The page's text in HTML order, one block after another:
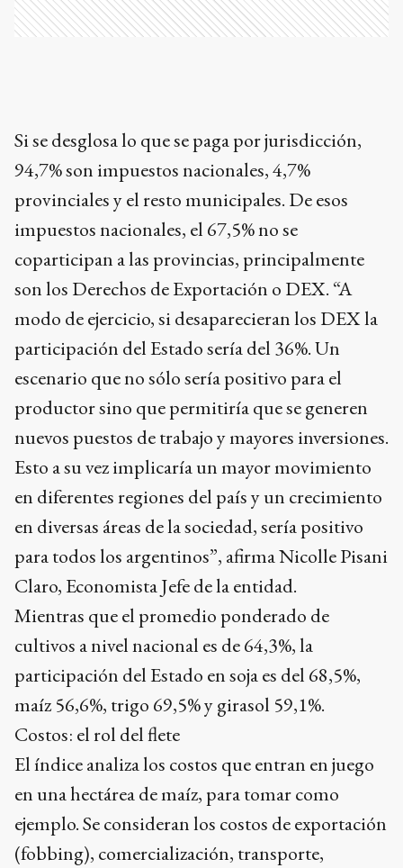
Si se desglosa lo que se paga por jurisdicción,
94,7% son impuestos nacionales, 4,7%
provinciales y el resto municipales. De esos
impuestos nacionales, el 67,5% no se
coparticipan a las provincias, principalmente
son los Derechos de Exportación o DEX. “A
modo de ejercicio, si desaparecieran los DEX la
participación del Estado sería del 36%. Un
escenario que no sólo sería positivo para el
productor sino que permitiría que se generen
nuevos puestos de trabajo y mayores inversiones.
Esto a su vez implicaría un mayor movimiento
en diferentes regiones del país y un crecimiento
en diversas áreas de la sociedad, sería positivo
para todos los argentinos”, afirma Nicolle Pisani
Claro, Economista Jefe de la entidad.
Mientras que el promedio ponderado de
cultivos a nivel nacional es de 64,3%, la
participación del Estado en soja es del 68,5%,
maíz 56,6%, trigo 69,5% y girasol 59,1%.
Costos: el rol del flete
El índice analiza los costos que entran en juego
en una hectárea de maíz, para tomar como
ejemplo. Se consideran los costos de exportación
(fobbing), comercialización, transporte,